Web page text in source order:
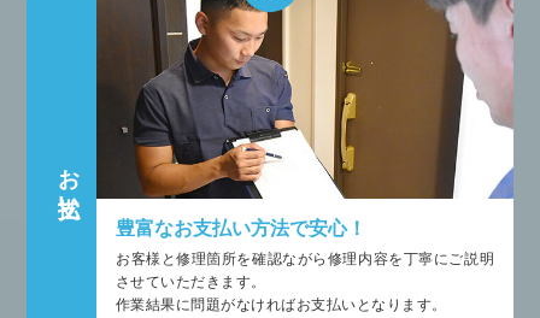
お支払い
豊富なお支払い方法で安心！
お客様と修理箇所を確認ながら修理内容を丁寧にご説明
させていただきます。
作業結果に問題がなければお支払いとなります。